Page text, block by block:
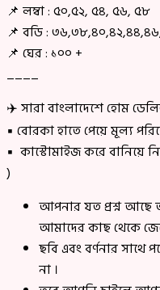
📌 লম্বা : ৫০,৫২, ৫৪, ৫৬, ৫৮
📌 বডি :
📌 ঘের : ১০০ +
____
✈️ সারা বাংলাদেশে হোম
▪ বোরকা হাতে পেয়ে মূল্য
▪ কাস্টোমাইজ করে বানিয়ে
)
আপনার যত প্রশ্ন আছে
আমাদের কাছ থেকে
ছবি এবং বর্ণনার সাথে
না ।